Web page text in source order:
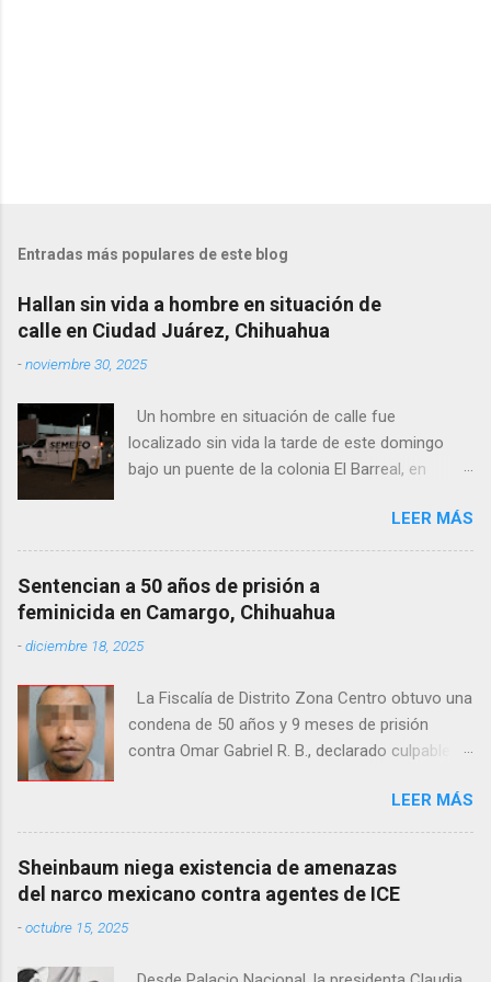
Entradas más populares de este blog
Hallan sin vida a hombre en situación de
calle en Ciudad Juárez, Chihuahua
-noviembre 30, 2025
Un hombre en situación de calle fue
localizado sin vida la tarde de este domingo
bajo un puente de la colonia El Barreal, en
de las calles 20 de Noviembre y Ramón Corona,
donde vecinos reportaron la presencia del
cuerpo. Elementos ministeriales y peritos de la
Fiscalía Zona Norte confirmaron que el
fallecido no presentaba huellas de violencia.
Habitantes de la zona señalaron que el hombre
desconocen su identidad.
LEER MÁS
Sentencian a 50 años de prisión a
feminicida en Camargo, Chihuahua
-diciembre 18, 2025
La Fiscalía de Distrito Zona Centro obtuvo una
condena de 50 años y 9 meses de prisión
contra Omar Gabriel R. B., declarado culpable
ocurrido en julio de 2021 en Camargo. De
acuerdo con las investigaciones, el acusado,
junto con Ramón Porfirio V. P., raptó y
estranguló a la víctima, cuyo cuerpo fue hallado
en septiembre de 2022 en un predio cercano a
LEER MÁS
Sheinbaum niega existencia de amenazas
del narco mexicano contra agentes de ICE
-octubre 15, 2025